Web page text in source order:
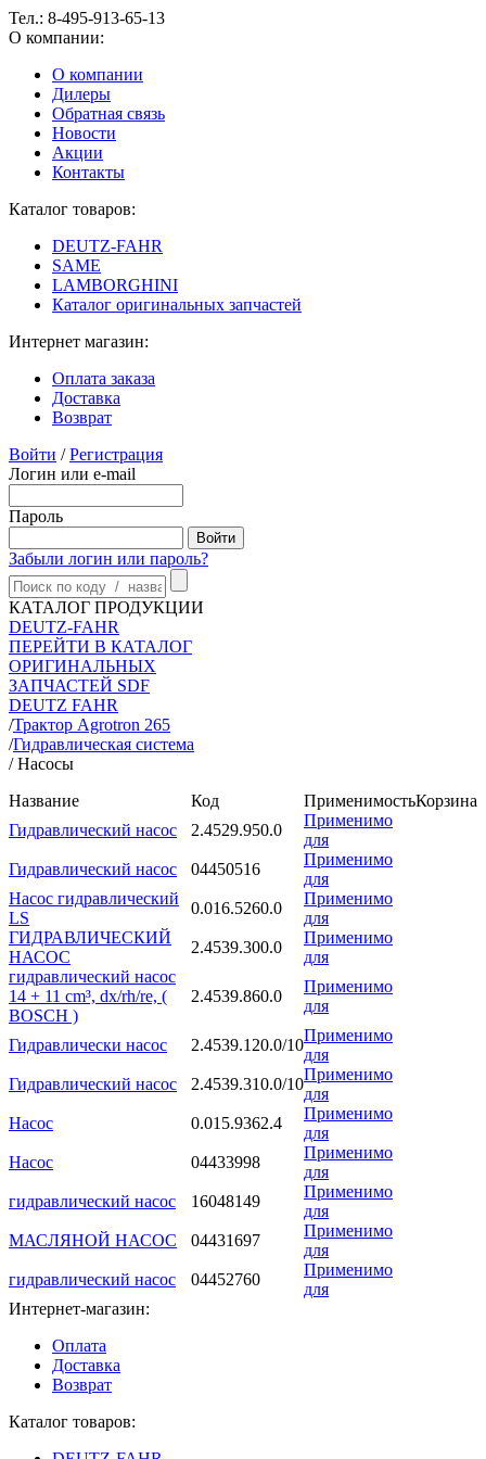
Тел.: 8-495-913-65-13
О компании:
О компании
Дилеры
Обратная связь
Новости
Акции
Контакты
Каталог товаров:
DEUTZ-FAHR
SAME
LAMBORGHINI
Каталог оригинальных запчастей
Интернет магазин:
Оплата заказа
Доставка
Возврат
Войти / Регистрация
Логин или e-mail
Пароль
Забыли логин или пароль?
КАТАЛОГ ПРОДУКЦИИ
DEUTZ-FAHR
ПЕРЕЙТИ В КАТАЛОГ
ОРИГИНАЛЬНЫХ
ЗАПЧАСТЕЙ SDF
DEUTZ FAHR
/Трактор Agrotron 265
/Гидравлическая система
/ Насосы
Название
Код ПрименимостьКорзина
Гидравлический насос
2.4529.950.0
Применимо
для
Гидравлический насос
04450516
Применимо
для
Насос гидравлический
LS
0.016.5260.0
Применимо
для
ГИДРАВЛИЧЕСКИЙ
НАСОС
2.4539.300.0
Применимо
для
гидравлический насос
14 + 11 cm³, dx/rh/re, (
BOSCH )
2.4539.860.0
Применимо
для
Гидравлически насос 2.4539.120.0/10
Применимо
для
Гидравлический насос
2.4539.310.0/10
Применимо
для
Насос
0.015.9362.4
Применимо
для
Насос
04433998
Применимо
для
гидравлический насос
16048149
Применимо
для
МАСЛЯНОЙ НАСОС
04431697
Применимо
для
гидравлический насос
04452760
Применимо
для
Интернет-магазин:
Оплата
Доставка
Возврат
Каталог товаров: